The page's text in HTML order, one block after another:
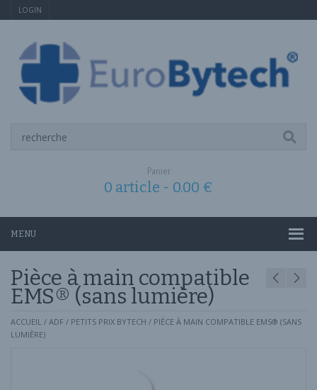
LOGIN
Panier
0 article - 0.00 €
MENU
Pièce à main compatible
EMS® (sans lumière)
ACCUEIL / ADF / PETITS PRIX BYTECH / PIÈCE À MAIN COMPATIBLE EMS® (SANS
LUMIÈRE)